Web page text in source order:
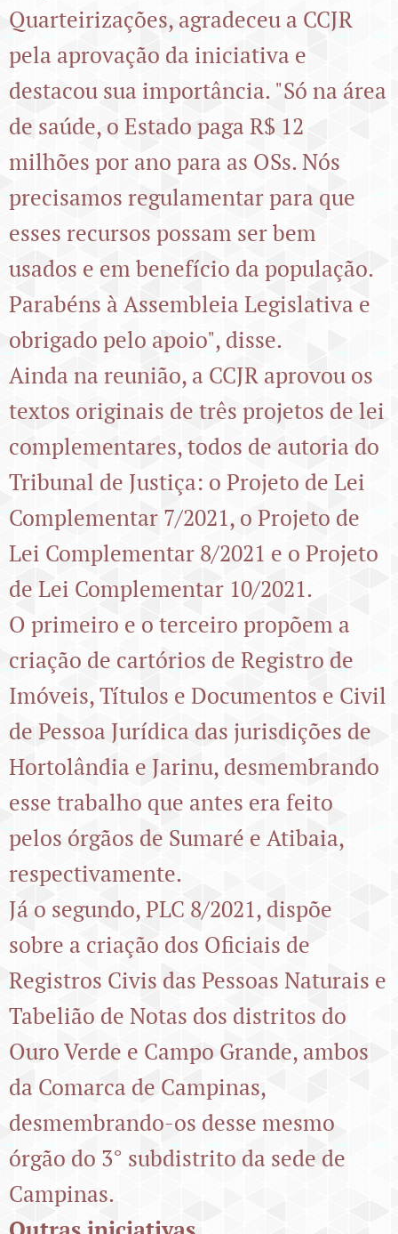
Quarteirizações, agradeceu a CCJR
pela aprovação da iniciativa e
destacou sua importância. "Só na área
de saúde, o Estado paga R$ 12
milhões por ano para as OSs. Nós
precisamos regulamentar para que
esses recursos possam ser bem
usados e em benefício da população.
Parabéns à Assembleia Legislativa e
obrigado pelo apoio", disse.
Ainda na reunião, a CCJR aprovou os
textos originais de três projetos de lei
complementares, todos de autoria do
Tribunal de Justiça: o Projeto de Lei
Complementar 7/2021, o Projeto de
Lei Complementar 8/2021 e o Projeto
de Lei Complementar 10/2021.
O primeiro e o terceiro propõem a
criação de cartórios de Registro de
Imóveis, Títulos e Documentos e Civil
de Pessoa Jurídica das jurisdições de
Hortolândia e Jarinu, desmembrando
esse trabalho que antes era feito
pelos órgãos de Sumaré e Atibaia,
respectivamente.
Já o segundo, PLC 8/2021, dispõe
sobre a criação dos Oficiais de
Registros Civis das Pessoas Naturais e
Tabelião de Notas dos distritos do
Ouro Verde e Campo Grande, ambos
da Comarca de Campinas,
desmembrando-os desse mesmo
órgão do 3° subdistrito da sede de
Campinas.